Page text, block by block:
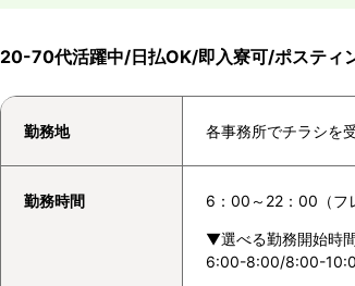
20-70代活躍中/日払OK/即入寮可/ポスティ
勤務地 各事務所でチラシを
勤務時間 6：00～22：00（フ
▼選べる勤務開始時
6:00-8:00/8:00-